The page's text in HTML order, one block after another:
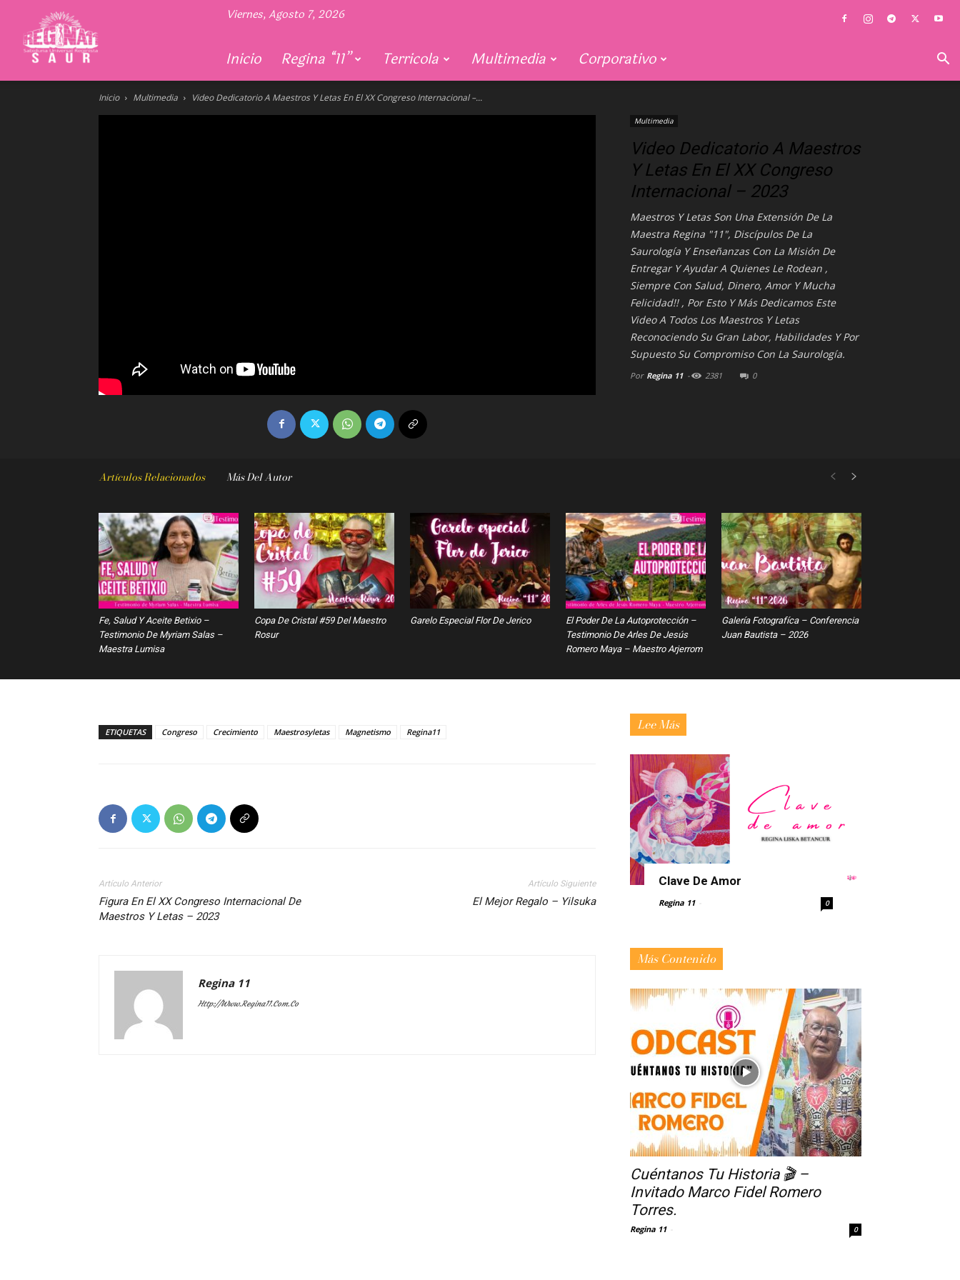
Viernes, Agosto 7, 2026
Inicio Regina “11” Terricola Multimedia Corporativo
Inicio Multimedia Video Dedicatorio A Maestros Y Letas En El XX Congreso Internacional –...
Multimedia
Video Dedicatorio A Maestros
Y Letas En El XX Congreso
Internacional – 2023
Maestros Y Letas Son Una Extensión De La
Maestra Regina "11", Discípulos De La
Saurología Y Enseñanzas Con La Misión De
Entregar Y Ayudar A Quienes Le Rodean ,
Siempre Con Salud, Dinero, Amor Y Mucha
Felicidad!! , Por Esto Y Más Dedicamos Este
Video A Todos Los Maestros Y Letas
Reconociendo Su Gran Labor, Habilidades Y Por
Supuesto Su Compromiso Con La Saurología.
Por Regina 11 - 2381 0
Artículos Relacionados Más Del Autor
Fe, Salud Y Aceite Betixio –
Testimonio De Myriam Salas –
Maestra Lumisa
Copa De Cristal #59 Del Maestro
Rosur
Garelo Especial Flor De Jerico
El Poder De La Autoprotección –
Testimonio De Arles De Jesús
Romero Maya – Maestro Arjerrom
Galería Fotografíca – Conferencia
Juan Bautista – 2026
ETIQUETAS Congreso Crecimiento Maestrosyletas Magnetismo Regina11
Artículo Anterior
Figura En El XX Congreso Internacional De
Maestros Y Letas – 2023
Artículo Siguiente
El Mejor Regalo – Yilsuka
Regina 11
Http://www.regina11.com.co
Lee Más
Clave De Amor
Regina 11 0
Más Contenido
Cuéntanos Tu Historia 🎬 –
Invitado Marco Fidel Romero
Torres.
Regina 11 0